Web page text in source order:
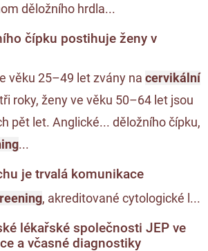
děložního hrdla...
čípku postihuje ženy v
věku 25–49 let zvány na cervikální
roky, ženy ve věku 50–64 let jsou
pět let. Anglické... děložního čípku,
...
je trvalá komunikace
, akreditované cytologické l...
lékařské společnosti JEP ve
a včasné diagnostiky